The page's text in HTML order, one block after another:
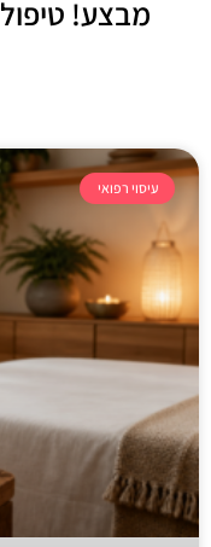
מבצע!
עיסוי רפואי